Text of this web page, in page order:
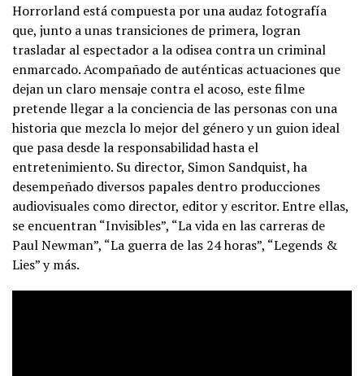
Horrorland está compuesta por una audaz fotografía
que, junto a unas transiciones de primera, logran
trasladar al espectador a la odisea contra un criminal
enmarcado. Acompañado de auténticas actuaciones que
dejan un claro mensaje contra el acoso, este filme
pretende llegar a la conciencia de las personas con una
historia que mezcla lo mejor del género y un guion ideal
que pasa desde la responsabilidad hasta el
entretenimiento. Su director, Simon Sandquist, ha
desempeñado diversos papales dentro producciones
audiovisuales como director, editor y escritor. Entre ellas,
se encuentran “Invisibles”, “La vida en las carreras de
Paul Newman”, “La guerra de las 24 horas”, “Legends &
Lies” y más.